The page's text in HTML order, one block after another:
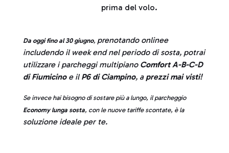
prima del volo.
Da oggi fino al 30 giugno, prenotando onlinee
includendo il week end nel periodo di sosta, potrai
utilizzare i parcheggi multipiano Comfort A-B-C-D
di Fiumicinoe ilP6 di Ciampino, a prezzi mai visti!
Se invece hai bisogno di sostare più a lungo, il parcheggio
Economy lunga sosta, con le nuove tariffe scontate, è la
soluzione ideale per te.